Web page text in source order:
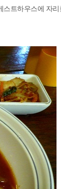
트하우스에 자리